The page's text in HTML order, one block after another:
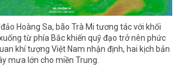
Hoàng Sa, bão Trà Mi tương tác với khối
từ phía Bắc khiến quỹ đạo trở nên phức
khí tượng Việt Nam nhận định, hai kịch bản
mưa lớn cho miền Trung.